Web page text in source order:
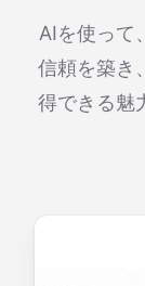
AIを使って
信頼を築き
得できる魅